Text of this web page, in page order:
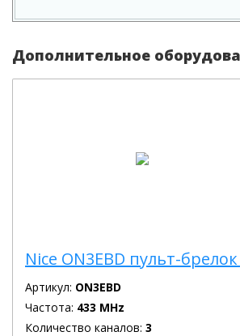
Дополнительное
Nice ON3EBD пульт-
Артикул: ON3EBD
Частота: 433 MHz
Количество каналов: 3